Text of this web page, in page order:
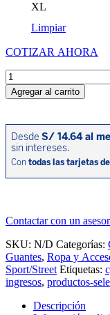
XL
Limpiar
COTIZAR AHORA
GUANTE
REEF
V2
cantidad
Agregar al carrito
Contactar con un asesor
SKU: N/D Categorías:
Guantes, Ropa y
Sport/Street Etiquetas:
ingresos, productos-
Descripción